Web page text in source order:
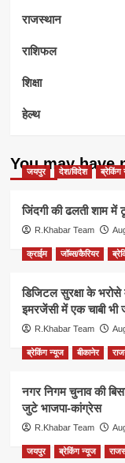
राजस्थान
राशिफल
शिक्षा
हेल्थ
You may have
जयपुर देश/विदेश ब्रेकिंग
जिंदगी की ढलती शाम में
R.Khabar Team
क्राईम जॉब्स/कैरियर
डिजिटल सुरक्षा के
इमरजेंसी में एक चाबी भी
R.Khabar Team
ब्रेकिंग न्यूज बीकानेर
नगर निगम चुनाव की
जुटे भाजपा-कांग्रेस
R.Khabar Team
जयपुर ब्रेकिंग न्यूज